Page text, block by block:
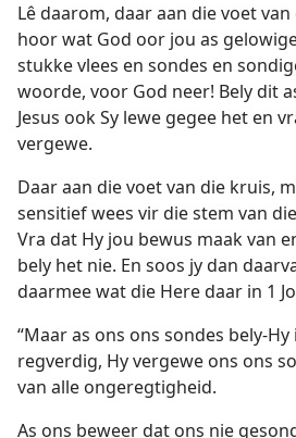
Lê daarom, daar aan die voet
hoor wat God oor jou as
stukke vlees en sondes en
woorde, voor God neer! Bely dit
Jesus ook Sy lewe gegee het en
vergewe.
Daar aan die voet van die kruis,
sensitief wees vir die stem van
Vra dat Hy jou bewus maak van
bely het nie. En soos jy dan
daarmee wat die Here daar in 1
“Maar as ons ons sondes bely-
regverdig, Hy vergewe ons ons
van alle ongeregtigheid.
As ons beweer dat ons nie